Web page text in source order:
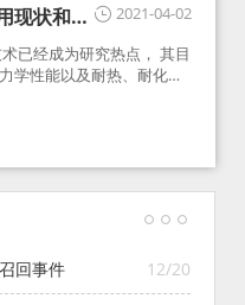
2021-04-02
现状和展
已经成为研究热点， 其目
学性能以及耐热、耐化学
造领域获得更广泛的应
12/20
回事件